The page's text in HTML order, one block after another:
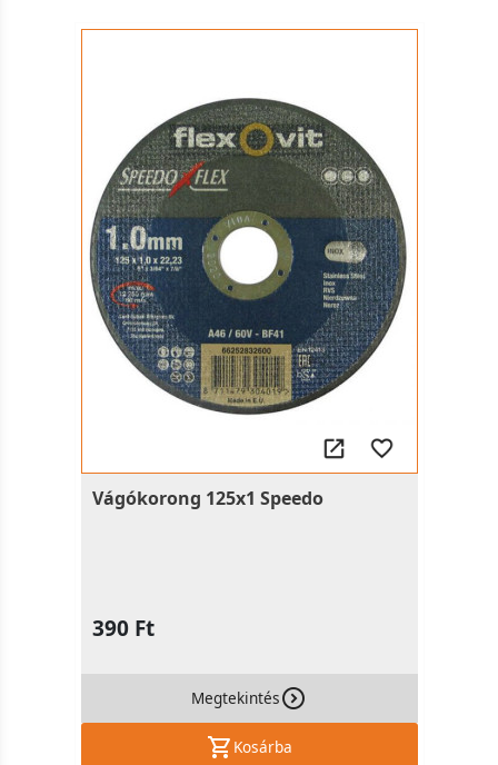
Vágókorong 125x1 Speedo
390 Ft
Megtekintés
Kosárba